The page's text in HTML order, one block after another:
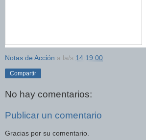
Notas de Acción a la/s 14:19:00
Compartir
No hay comentarios:
Publicar un comentario
Gracias por su comentario.